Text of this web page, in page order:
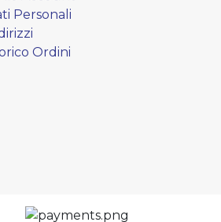
Personali
Ordini